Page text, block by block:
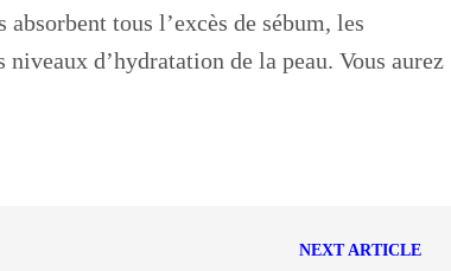
tous l’excès de sébum, les
d’hydratation de la peau. Vous aurez
NEXT ARTICLE